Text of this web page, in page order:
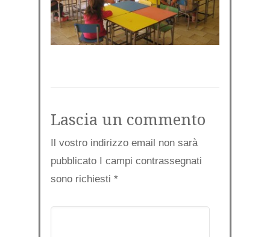
Lascia un commento
Il vostro indirizzo email non sarà
pubblicato I campi contrassegnati
sono richiesti *